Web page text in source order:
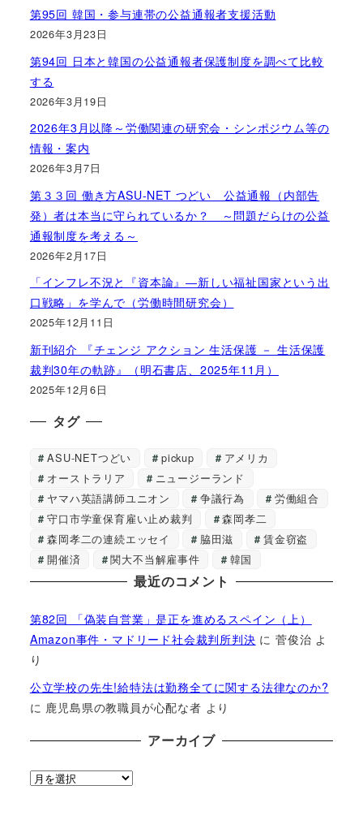
第95回 韓国・参与連帯の公益通報者支援活動
2026年3月23日
第94回 日本と韓国の公益通報者保護制度を調べて比較
する
2026年3月19日
2026年3月以降～労働関連の研究会・シンポジウム等の
情報・案内
2026年3月7日
第３３回 働き方ASU-NET つどい 公益通報（内部告
発）者は本当に守られているか？ ～問題だらけの公益
通報制度を考える～
2026年2月17日
「インフレ不況と『資本論』―新しい福祉国家という出
口戦略」を学んで（労働時間研究会）
2025年12月11日
新刊紹介 『チェンジ アクション 生活保護 － 生活保護
裁判30年の軌跡』（明石書店、2025年11月）
2025年12月6日
タグ
ASU-NETつどい pickup
アメリカ
オーストラリア
ニュージーランド
ヤマハ英語講師ユニオン
争議行為
労働組合
守口市学童保育雇い止め裁判
森岡孝二
森岡孝二の連続エッセイ
脇田滋
賃金窃盗
開催済
関大不当解雇事件 韓国
最近のコメント
第82回 「偽装自営業」是正を進めるスペイン（上）
Amazon事件・マドリード社会裁判所判決 に菅俊治 よ
り
公立学校の先生!給特法は勤務全てに関する法律なのか?
に 鹿児島県の教職員が心配な者 より
アーカイブ
ア